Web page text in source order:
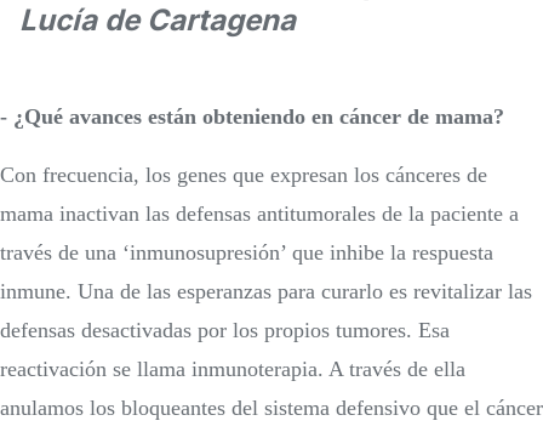
Lucía de Cartagena
- ¿Qué avances están obteniendo en cáncer de mama?
Con frecuencia, los genes que expresan los cánceres de
mama inactivan las defensas antitumorales de la paciente a
través de una ‘inmunosupresión’ que inhibe la respuesta
inmune. Una de las esperanzas para curarlo es revitalizar las
defensas desactivadas por los propios tumores. Esa
reactivación se llama inmunoterapia. A través de ella
anulamos los bloqueantes del sistema defensivo que el cáncer